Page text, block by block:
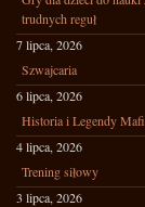
trudnych reguł
7 lipca, 2026
Szwajcaria
6 lipca, 2026
Historia i Legendy
4 lipca, 2026
Trening siłowy
3 lipca, 2026